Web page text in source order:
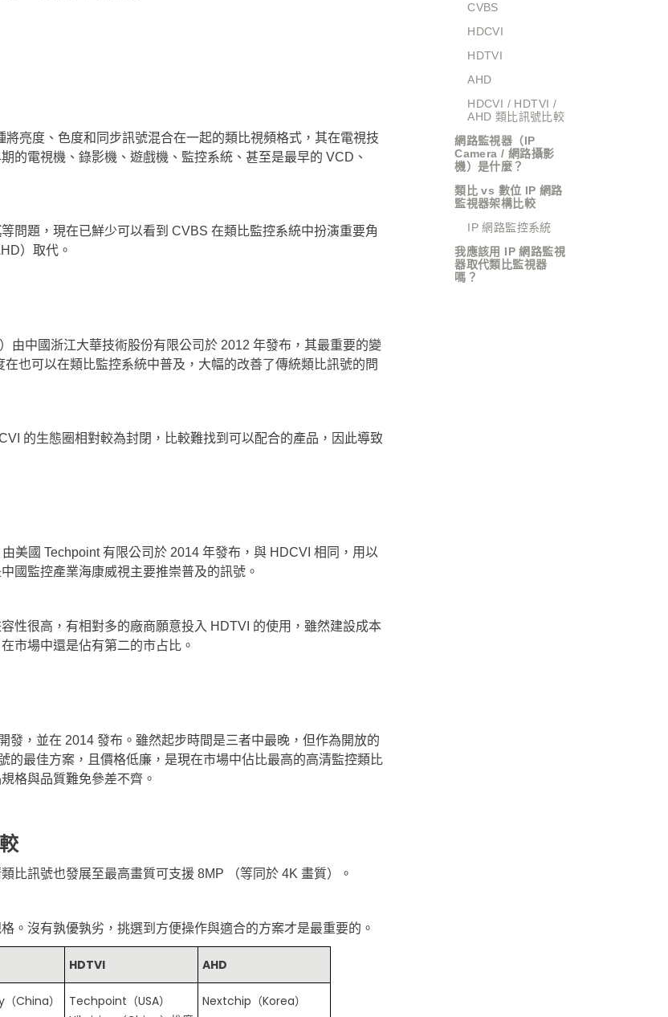
亮度、色度和同步訊號混合在一起的類比視頻格式，其在電視技
的電視機、錄影機、遊戲機、監控系統、甚至是最早的 VCD、
等問題，現在已鮮少可以看到 CVBS 在類比監控系統中扮演重要角
）取代。
由中國浙江大華技術股份有限公司於 2012 年發布，其最重要的變
也可以在類比監控系統中普及，大幅的改善了傳統類比訊號的問
的生態圈相對較為封閉，比較難找到可以配合的產品，因此導致
美國 Techpoint 有限公司於 2014 年發布，與 HDCVI 相同，用以
國監控產業海康威視主要推崇普及的訊號。
性很高，有相對多的廠商願意投入 HDTVI 的使用，雖然建設成本
市場中還是佔有第二的市占比。
，並在 2014 發布。雖然起步時間是三者中最晚，但作為開放的
的最佳方案，且價格低廉，是現在市場中佔比最高的高清監控類比
格與品質難免參差不齊。
比訊號也發展至最高畫質可支援 8MP （等同於 4K 畫質）。
。沒有孰優孰劣，挑選到方便操作與適合的方案才是最重要的。
HDTVI AHD
China）
Techpoint（USA）
Nextchip（Korea）
CVBS
HDCVI
HDTVI
AHD
HDCVI / HDTVI /
AHD 類比訊號比較
網路監視器（IP
Camera / 網路攝影
機）是什麼？
類比 vs 數位 IP 網路
監視器架構比較
IP 網路監控系統
我應該用 IP 網路監視
器取代類比監視器
嗎？